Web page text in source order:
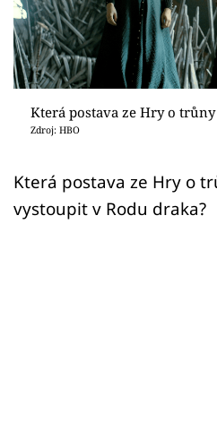
Sledujte prima+
Přihlášení
Která postava ze Hry o
Zdroj: HBO
Která postava ze Hry o
vystoupit v Rodu draka?